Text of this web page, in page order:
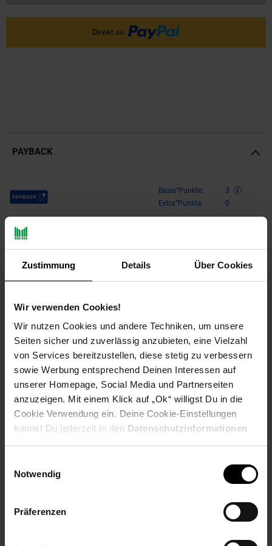
Zustimmung Details Über Cookies
Wir verwenden Cookies!
Wir nutzen Cookies und andere Techniken, um unsere
Seiten sicher und zuverlässig anzubieten, eine Vielzahl
von Services bereitzustellen, diese stetig zu verbessern
sowie Werbung entsprechend Deinen Interessen auf
unserer Homepage, Social Media und Partnerseiten
anzuzeigen. Mit einem Klick auf „Ok“ willigst Du in die
Cookie Verwendung ein. Deine Cookie-Einstellungen
kannst Du jederzeit in den Datenschutzinformationen
Notwendig
Präferenzen
PAYBACK
Payback Punkte Basis°Punkte:
3
Extra°Punkte:
0
Produktbeschreibung
Für Apple iPhone 17 Pro Max Kamera Linsenschutz
Dieser präzise Kamera Linsenschutz vereint eine robuste
Aluminiumlegierung mit hochtransparentem Glas. Das Full-
Cover-Design umschließt die gesamte Kamerainsel samt
Linsenrändern und schützt zuverlässig vor Kratzern, Stößen
und Schmutz. Die hydrophobe und oleophobe Beschichtung
reduziert Fingerabdrücke und lässt sich rückstandsfrei
reinigen.
Die Glasabdeckung überzeugt durch hohe Lichtdurchlässigkeit
mit farbtreuer Bildwiedergabe. Fotos und Videos bleiben klar,
ohne Unschärfen, Rauschen oder Vignettierung. Die laser­
Kameramodul und blockieren weder Linsen noch Sensoren.
Die rückstandsarme, stark haftende Klebeschicht sorgt für
eine schnelle, blasenfreie Montage mit sicherem Sitz –